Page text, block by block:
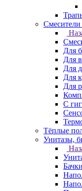
Смесители
Для
Для
Для
Для
Для
С
Тёплые
Унитазы,